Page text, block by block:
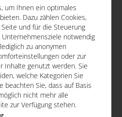
Weise zur Seite.
4
Ansfelden
88 18 88 62
um Ihnen ein optimales
Dazu zählen Cookies,
und für die Steuerung
notwendig
zu anonymen
oder zur
Inhalte genutzt werden. Sie
welche Kategorien Sie
beachten Sie, dass auf Basis
nicht mehr alle
zur Verfügung stehen.